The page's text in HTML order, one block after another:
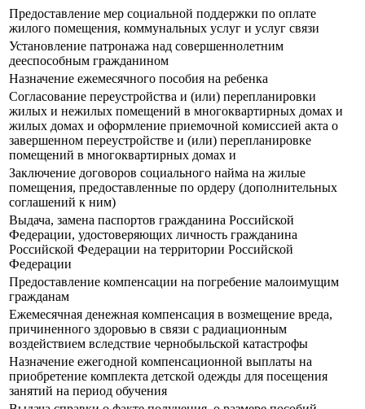
Предоставление мер социальной поддержки по оплате
жилого помещения, коммунальных услуг и услуг связи
Установление патронажа над совершеннолетним
дееспособным гражданином
Назначение ежемесячного пособия на ребенка
Согласование переустройства и (или) перепланировки
жилых и нежилых помещений в многоквартирных домах и
жилых домах и оформление приемочной комиссией акта о
завершенном переустройстве и (или) перепланировке
помещений в многоквартирных домах и
Заключение договоров социального найма на жилые
помещения, предоставленные по ордеру (дополнительных
соглашений к ним)
Выдача, замена паспортов гражданина Российской
Федерации, удостоверяющих личность гражданина
Российской Федерации на территории Российской
Федерации
Предоставление компенсации на погребение малоимущим
гражданам
Ежемесячная денежная компенсация в возмещение вреда,
причиненного здоровью в связи с радиационным
воздействием вследствие чернобыльской катастрофы
Назначение ежегодной компенсационной выплаты на
приобретение комплекта детской одежды для посещения
занятий на период обучения